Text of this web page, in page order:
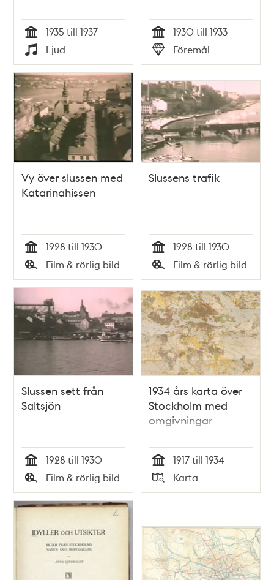
Tid
1935 till 1937
Typ
Ljud Tid
1930 till 1933
Typ
Föremål
Vy över slussen med
Katarinahissen
Tid
1928 till 1930
Typ
Film & rörlig bild
Slussens trafik
Tid
1928 till 1930
Typ
Film & rörlig bild
Slussen sett från
Saltsjön
Tid
1928 till 1930
Typ
Film & rörlig bild
1934 års karta över
Stockholm med
omgivningar
Tid
1917 till 1934
Typ
Karta